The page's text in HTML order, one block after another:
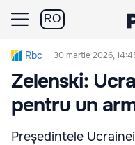
RO
Rbc 30 martie 2026,
Zelenski:
pentru un
Președintele